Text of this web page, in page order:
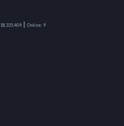
18,335,409 | Online: 9